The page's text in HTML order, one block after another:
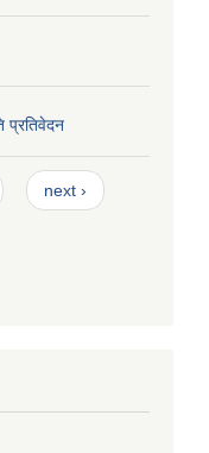
प्रतिवेदन
next ›